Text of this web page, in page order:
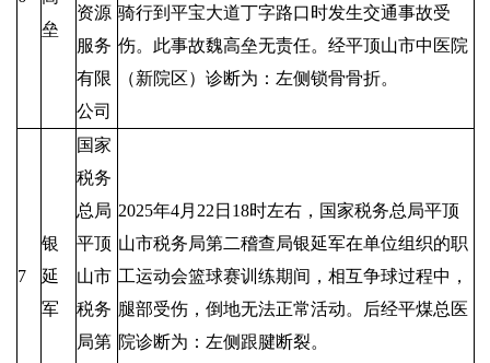
垒
资源
服务
有限
公司
骑行到平宝大道丁字路口时发生交通事故受
伤。此事故魏高垒无责任。经平顶山市中医院
（新院区）诊断为：左侧锁骨骨折。
7
银
延
军
国家
税务
总局
平顶
山市
税务
局第
2025年4月22日18时左右，国家税务总局平顶
山市税务局第二稽查局银延军在单位组织的职
工运动会篮球赛训练期间，相互争球过程中，
腿部受伤，倒地无法正常活动。后经平煤总医
院诊断为：左侧跟腱断裂。